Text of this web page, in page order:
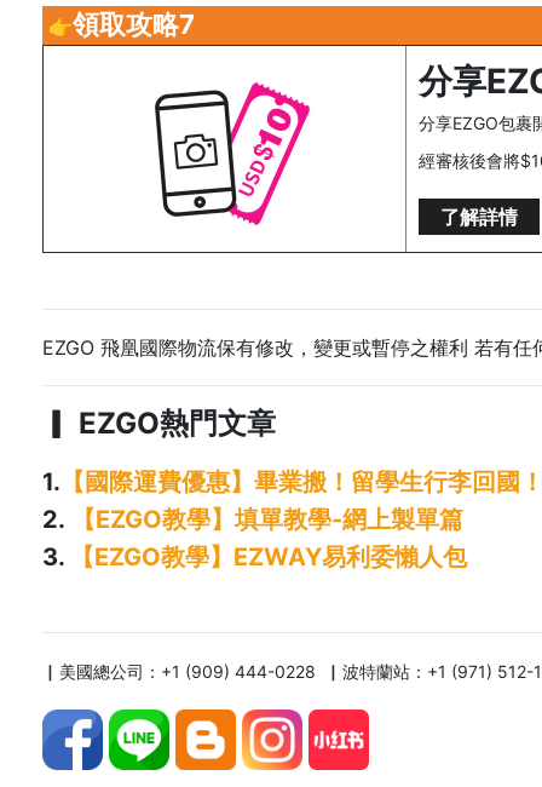
👉領取攻略7
分享
分享EZGO包裹
經審核後會將
了解詳情
EZGO 飛凰國際物流保有修改，變更或暫停之權利 若有
▎ EZGO熱門文章
1. 【國際運費優惠】畢業搬！留學生行李回國
2.
【EZGO教學】填單教學-網上製單篇
3.
【EZGO教學】EZWAY易利委懶人包
▏美國總公司：+1 (909) 444-0228 ▏波特蘭站：+1 (971)